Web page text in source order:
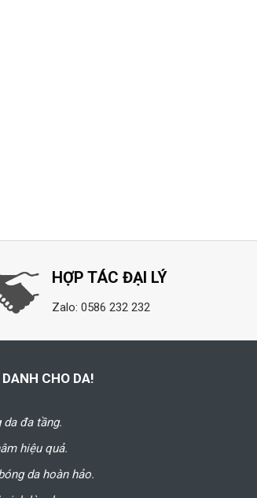
HỢP TÁC ĐẠI LÝ
Zalo: 0586 232 232
CHO DA!
đa tầng.
hiệu quả.
da hoàn hảo.